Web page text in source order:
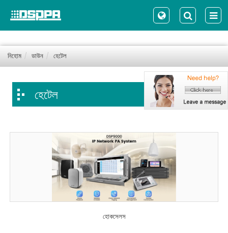
নিহোম ডাউন হেটেল
হেটেল
হোকসেলস